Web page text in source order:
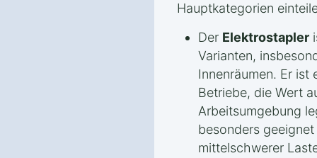
Hauptkategorien
Der Elektrostapler
Varianten,
Innenräumen. Er ist
Betriebe, die Wert
Arbeitsumgebung
besonders
mittelschwerer